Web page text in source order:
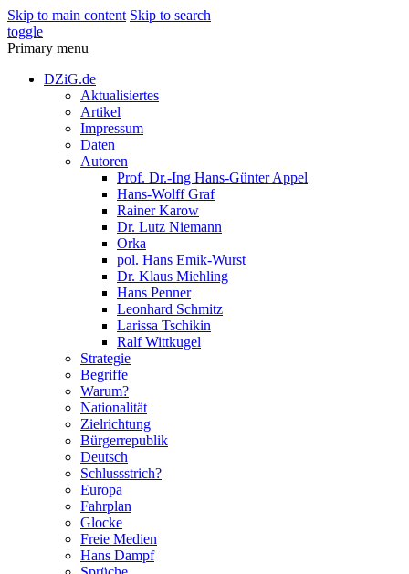
Skip to main content Skip to search
toggle
Primary menu
DZiG.de
Aktualisiertes
Artikel
Impressum
Daten
Autoren
Prof. Dr.-Ing Hans-Günter Appel
Hans-Wolff Graf
Rainer Karow
Dr. Lutz Niemann
Orka
pol. Hans Emik-Wurst
Dr. Klaus Miehling
Hans Penner
Leonhard Schmitz
Larissa Tschikin
Ralf Wittkugel
Strategie
Begriffe
Warum?
Nationalität
Zielrichtung
Bürgerrepublik
Deutsch
Schlussstrich?
Europa
Fahrplan
Glocke
Freie Medien
Hans Dampf